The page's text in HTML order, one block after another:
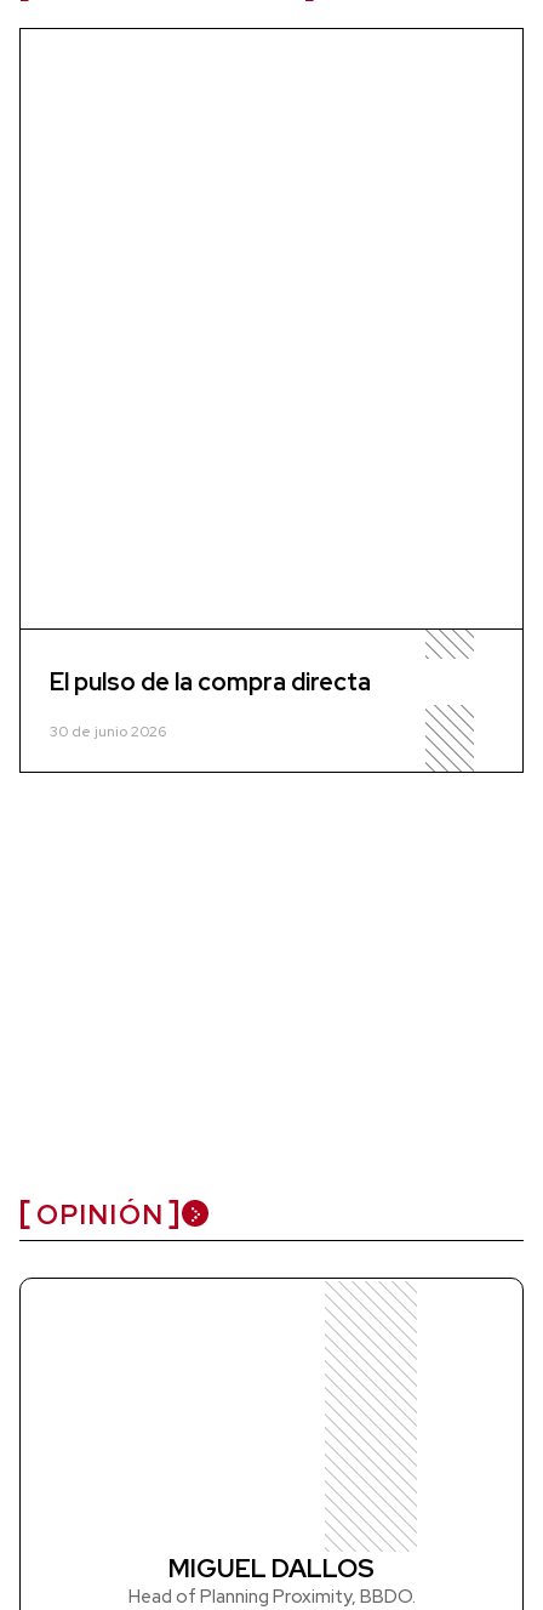
El pulso de la compra directa
30 de junio 2026
OPINIÓN
MIGUEL DALLOS
Head of Planning Proximity, BBDO.